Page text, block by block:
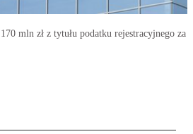
mln zł z tytułu podatku rejestracyjnego za